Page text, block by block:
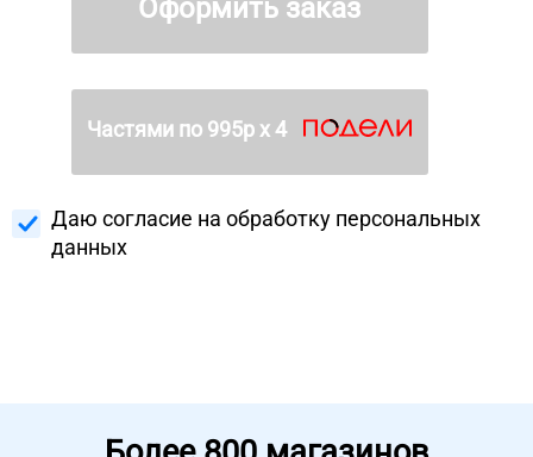
Оформить заказ
Частями по 995р х 4
Даю согласие на обработку персональных
данных